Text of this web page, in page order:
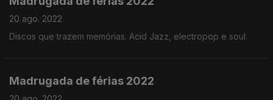
20 ago. 2022
Discos que trazem memórias. Acid Jazz, electropop e soul.
Madrugada de férias 2022